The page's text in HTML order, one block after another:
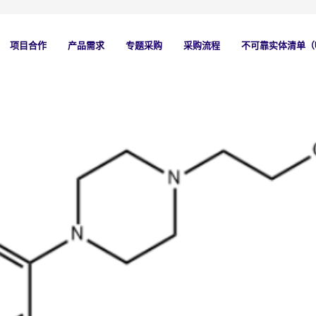
项目合作 产品需求 专题采购 采购流程 不可靠实体清单